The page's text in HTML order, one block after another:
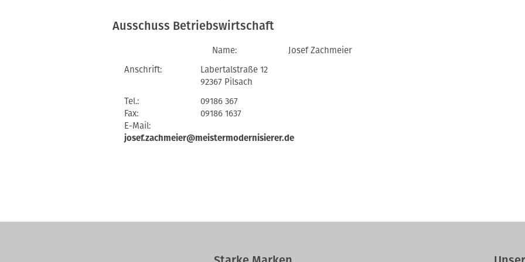
Ausschuss Betriebswirtschaft
Name:
Josef Zachmeier
Anschrift:
Labertalstraße 12
92367 Pilsach
Tel.:
09186 367
Fax:
09186 1637
E-Mail:
josef.zachmeier@meistermodernisierer.de